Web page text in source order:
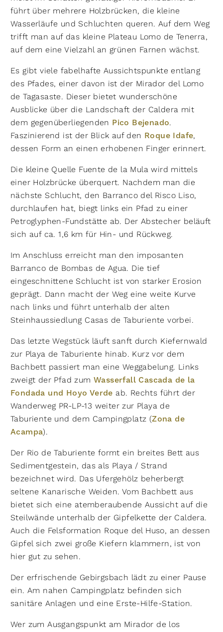
führt über mehrere Holzbrücken, die kleine
Wasserläufe und Schluchten queren. Auf dem Weg
trifft man auf das kleine Plateau Lomo de Tenerra,
auf dem eine Vielzahl an grünen Farnen wächst.
Es gibt viele fabelhafte Aussichtspunkte entlang
des Pfades, einer davon ist der Mirador del Lomo
de Tagasaste. Dieser bietet wunderschöne
Ausblicke über die Landschaft der Caldera mit
dem gegenüberliegenden Pico Bejenado.
Faszinierend ist der Blick auf den Roque Idafe,
dessen Form an einen erhobenen Finger erinnert.
Die kleine Quelle Fuente de la Mula wird mittels
einer Holzbrücke überquert. Nachdem man die
nächste Schlucht, den Barranco del Risco Liso,
durchlaufen hat, biegt links ein Pfad zu einer
Petroglyphen-Fundstätte ab. Der Abstecher beläuft
sich auf ca. 1,6 km für Hin- und Rückweg.
Im Anschluss erreicht man den imposanten
Barranco de Bombas de Agua. Die tief
eingeschnittene Schlucht ist von starker Erosion
geprägt. Dann macht der Weg eine weite Kurve
nach links und führt unterhalb der alten
Steinhaussiedlung Casas de Taburiente vorbei.
Das letzte Wegstück läuft sanft durch Kiefernwald
zur Playa de Taburiente hinab. Kurz vor dem
Bachbett passiert man eine Weggabelung. Links
zweigt der Pfad zum Wasserfall Cascada de la
Fondada und Hoyo Verde ab. Rechts führt der
Wanderweg PR-LP-13 weiter zur Playa de
Taburiente und dem Campingplatz (Zona de
Acampa).
Der Rio de Taburiente formt ein breites Bett aus
Sedimentgestein, das als Playa / Strand
bezeichnet wird. Das Ufergehölz beherbergt
seltene Kanarische Weiden. Vom Bachbett aus
bietet sich eine atemberaubende Aussicht auf die
Steilwände unterhalb der Gipfelkette der Caldera.
Auch die Felsformation Roque del Huso, an dessen
Gipfel sich zwei große Kiefern klammern, ist von
hier gut zu sehen.
Der erfrischende Gebirgsbach lädt zu einer Pause
ein. Am nahen Campingplatz befinden sich
sanitäre Anlagen und eine Erste-Hilfe-Station.
Wer zum Ausgangspunkt am Mirador de los